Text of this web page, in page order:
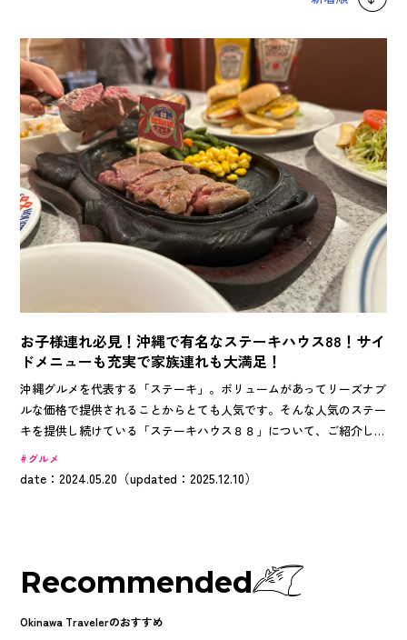
お子様連れ必見！沖縄で有名なステーキハウス88！サイ
ドメニューも充実で家族連れも大満足！
沖縄グルメを代表する「ステーキ」。ボリュームがあってリーズナブ
ルな価格で提供されることからとても人気です。そんな人気のステー
キを提供し続けている「ステーキハウス８８」について、ご紹介しま
す！
グルメ
date：2024.05.20（updated：2025.12.10）
Recommended
Okinawa Travelerのおすすめ